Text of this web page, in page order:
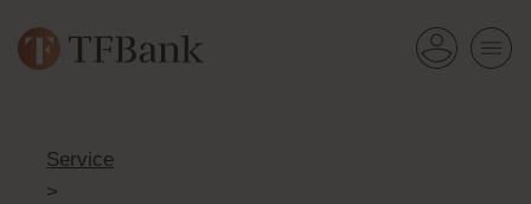
Service
>